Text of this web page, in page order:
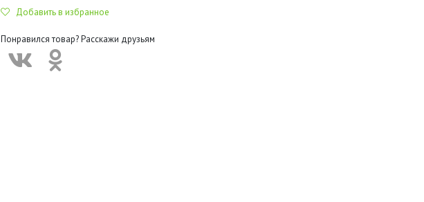
Добавить в избранное
Понравился товар? Расскажи друзьям